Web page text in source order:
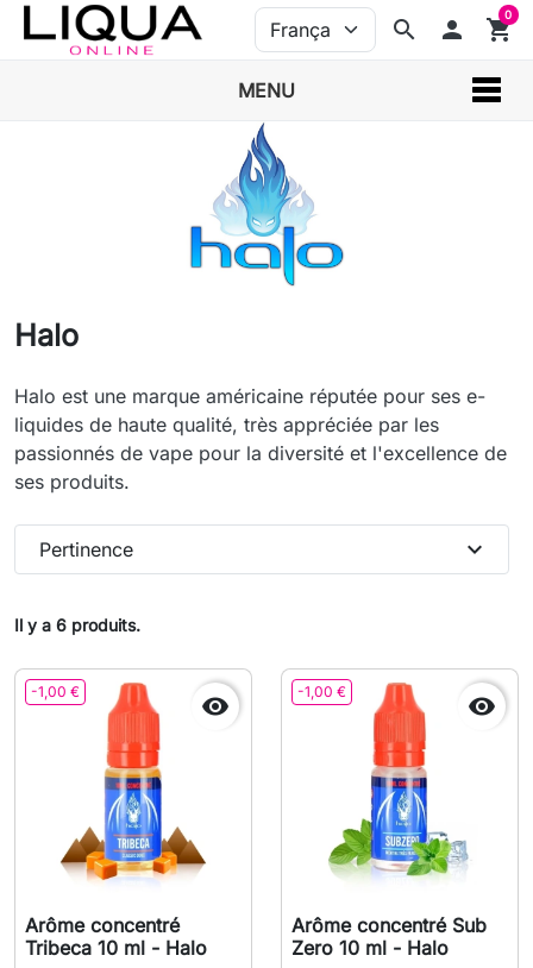
search person shopping_cart
0
MENU
Halo
Halo est une marque américaine réputée pour ses e-
liquides de haute qualité, très appréciée par les
passionnés de vape pour la diversité et l'excellence de
ses produits.
Il y a 6 produits.
Pertinence expand_more
-1,00 € 
Arôme concentré
Tribeca 10 ml - Halo
-1,00 € 
Arôme concentré Sub
Zero 10 ml - Halo